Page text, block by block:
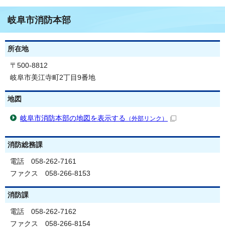
岐阜市消防本部
所在地
〒500-8812
岐阜市美江寺町2丁目9番地
地図
岐阜市消防本部の地図を表示する （外部リンク）
消防総務課
電話 058-262-7161
ファクス 058-266-8153
消防課
電話 058-262-7162
ファクス 058-266-8154